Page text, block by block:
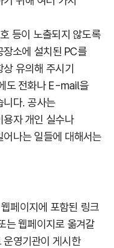
등이 노출되지 않도록
소에 설치된 PC를
유의해 주시기
도 전화나 E-mail을
니다. 공사는
용자 개인 실수나
나는 일들에 대해서는
페이지에 포함된 링크
는 웹페이지로 옮겨갈
운영기관이 게시한